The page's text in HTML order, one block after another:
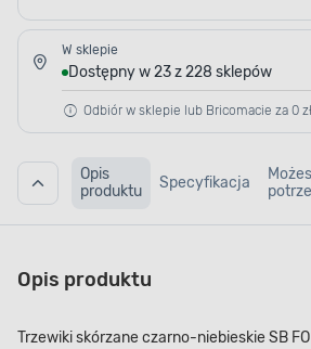
W sklepie
Dostępny w 23 z 228 sklepów
Odbiór w sklepie lub Bricomacie za 0 zł
Opis
produktu
Specyfikacja
Opis produktu
Trzewiki skórzane czarno-niebieskie SB FO